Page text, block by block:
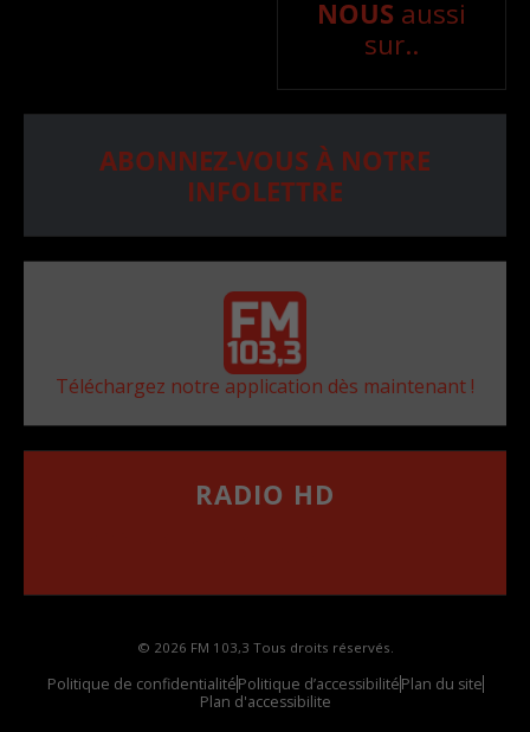
NOUS aussi
sur..
ABONNEZ-VOUS À NOTRE
INFOLETTRE
Téléchargez notre application dès maintenant !
RADIO HD
© 2026 FM 103,3 Tous droits réservés.
Politique de confidentialitéPolitique d’accessibilitéPlan du site
Plan d'accessibilite